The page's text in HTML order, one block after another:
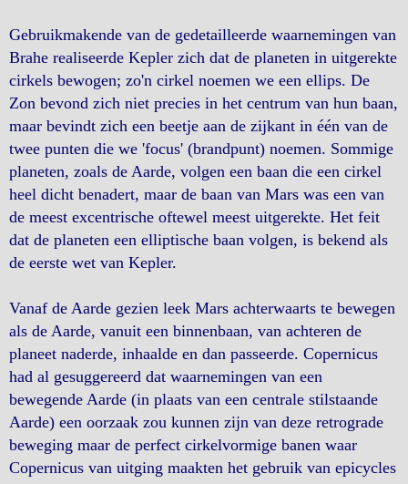
Gebruikmakende van de gedetailleerde waarnemingen van
Brahe realiseerde Kepler zich dat de planeten in uitgerekte
cirkels bewogen; zo'n cirkel noemen we een ellips. De
Zon bevond zich niet precies in het centrum van hun baan,
maar bevindt zich een beetje aan de zijkant in één van de
twee punten die we 'focus' (brandpunt) noemen. Sommige
planeten, zoals de Aarde, volgen een baan die een cirkel
heel dicht benadert, maar de baan van Mars was een van
de meest excentrische oftewel meest uitgerekte. Het feit
dat de planeten een elliptische baan volgen, is bekend als
de eerste wet van Kepler.
Vanaf de Aarde gezien leek Mars achterwaarts te bewegen
als de Aarde, vanuit een binnenbaan, van achteren de
planeet naderde, inhaalde en dan passeerde. Copernicus
had al gesuggereerd dat waarnemingen van een
bewegende Aarde (in plaats van een centrale stilstaande
Aarde) een oorzaak zou kunnen zijn van deze retrograde
beweging maar de perfect cirkelvormige banen waar
Copernicus van uitging maakten het gebruik van epicycles